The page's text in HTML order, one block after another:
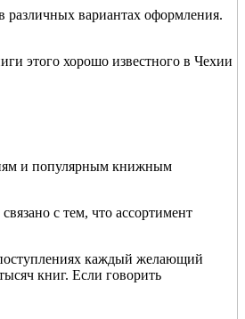
различных вариантах оформления.
этого хорошо известного в Чехии
и популярным книжным
с тем, что ассортимент
каждый желающий
книг. Если говорить